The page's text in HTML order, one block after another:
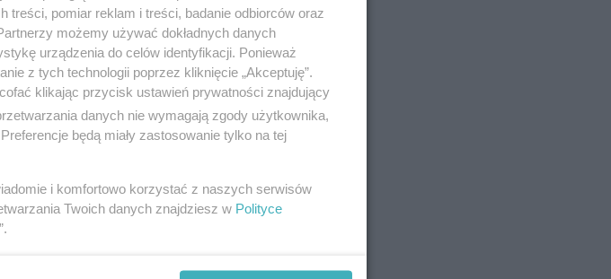
pomiar reklam i treści, badanie odbiorców oraz
możemy używać dokładnych danych
urządzenia do celów identyfikacji. Ponieważ
z tych technologii poprzez kliknięcie „Akceptuję”.
klikając przycisk ustawień prywatności znajdujący
danych nie wymagają zgody użytkownika,
będą miały zastosowanie tylko na tej
i komfortowo korzystać z naszych serwisów
Twoich danych znajdziesz w Polityce